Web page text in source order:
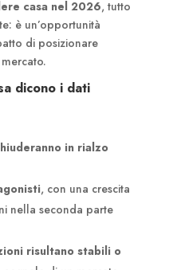
casa nel 2026, tutto
è un’opportunità
di posizionare
dicono i dati
in rialzo
, con una crescita
nella seconda parte
risultano stabili o